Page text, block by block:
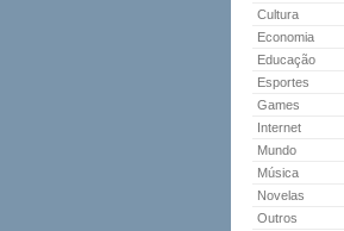
Cultura
Economia
Educação
Esportes
Games
Internet
Mundo
Música
Novelas
Outros